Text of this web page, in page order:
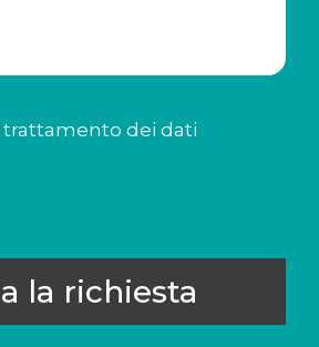
trattamento dei dati
la richiesta